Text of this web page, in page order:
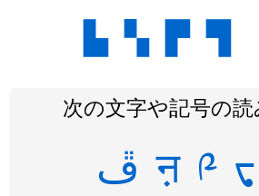
▙ ▚ ▛ ▜
次の文字や記号の
ڦ ऩ ༩ ᢏ